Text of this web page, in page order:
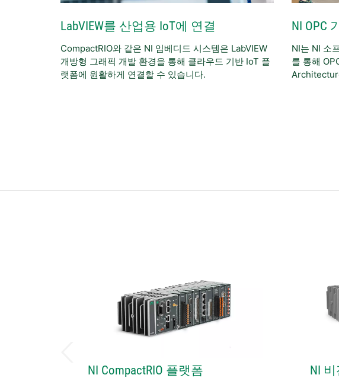
LabVIEW를 산업용 IoT에 연결
CompactRIO와 같은 NI 임베디드 시스템은 LabVIEW
개방형 그래픽 개발 환경을 통해 클라우드 기반 IoT 플
랫폼에 원활하게 연결할 수 있습니다.
NI OPC
NI는 NI 소
를 통해
NI CompactRIO 플랫폼 NI 비